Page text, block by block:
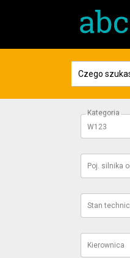
Kategoria
W123
Poj. silnika
Stan
Kierownica